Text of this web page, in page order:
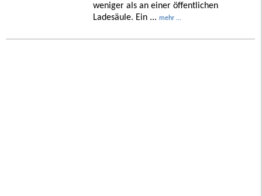
weniger als an einer öffentlichen
Ladesäule. Ein ... mehr ...